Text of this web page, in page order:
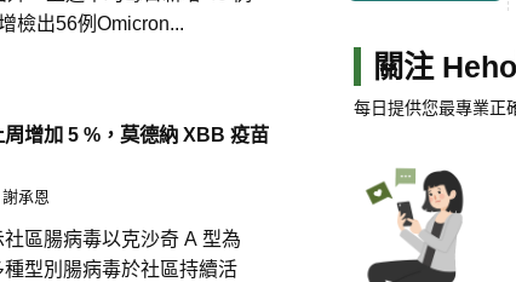
檢出56例Omicron...
增加 5 %，莫德納 XBB 疫苗
謝承恩
區腸病毒以克沙奇 A 型為
型別腸病毒於社區持續活
關注
每日提供您最專業正